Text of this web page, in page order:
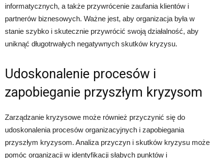
informatycznych, a także przywrócenie zaufania klientów i
partnerów biznesowych. Ważne jest, aby organizacja była w
stanie szybko i skutecznie przywrócić swoją działalność, aby
uniknąć długotrwałych negatywnych skutków kryzysu.
Udoskonalenie procesów i
zapobieganie przyszłym kryzysom
Zarządzanie kryzysowe może również przyczynić się do
udoskonalenia procesów organizacyjnych i zapobiegania
przyszłym kryzysom. Analiza przyczyn i skutków kryzysu może
pomóc organizacji w identyfikacji słabych punktów i